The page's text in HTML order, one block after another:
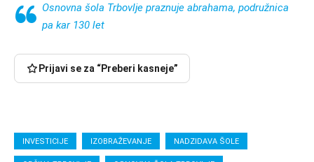
Osnovna šola Trbovlje praznuje abrahama, podružnica
pa kar 130 let
Prijavi se za “Preberi kasneje”
INVESTICIJE IZOBRAŽEVANJE NADZIDAVA ŠOLE